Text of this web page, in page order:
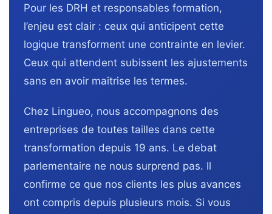
Pour les DRH et responsables formation,
l’enjeu est clair : ceux qui anticipent cette
logique transforment une contrainte en levier.
Ceux qui attendent subissent les ajustements
sans en avoir maitrise les termes.
Chez Lingueo, nous accompagnons des
entreprises de toutes tailles dans cette
transformation depuis 19 ans. Le debat
parlementaire ne nous surprend pas. Il
confirme ce que nos clients les plus avances
ont compris depuis plusieurs mois. Si vous